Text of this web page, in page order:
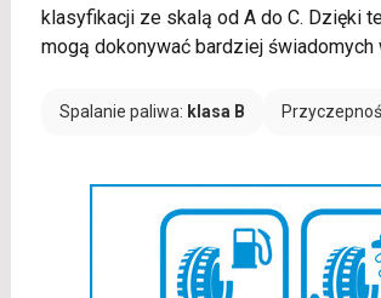
klasyfikacji ze skalą od A do C. Dzięki
mogą dokonywać bardziej świadomych
Spalanie paliwa: klasa B